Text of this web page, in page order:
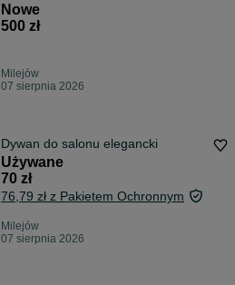
Nowe
500 zł
Milejów
07 sierpnia 2026
Dywan do salonu elegancki
Używane
70 zł
76,79 zł z Pakietem Ochronnym
Milejów
07 sierpnia 2026